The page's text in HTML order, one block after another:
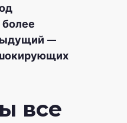
—
все